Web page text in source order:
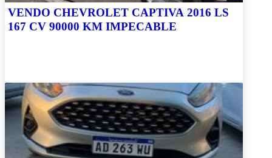
VENDO CHEVROLET CAPTIVA 2016 LS
167 CV 90000 KM IMPECABLE